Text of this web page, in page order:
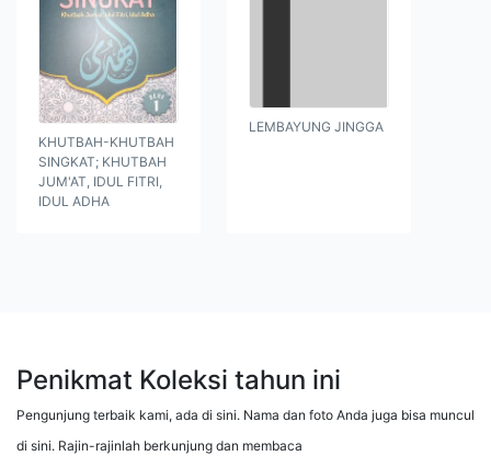
KHUTBAH-KHUTBAH
SINGKAT; KHUTBAH
JUM'AT, IDUL FITRI,
IDUL ADHA
LEMBAYUNG JINGGA
Penikmat Koleksi tahun ini
Pengunjung terbaik kami, ada di sini. Nama dan foto Anda juga bisa muncul
di sini. Rajin-rajinlah berkunjung dan membaca